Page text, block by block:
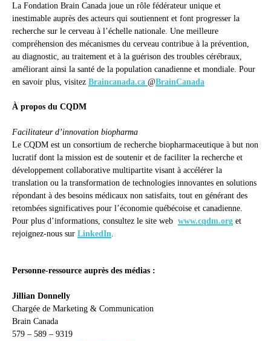
La Fondation Brain Canada joue un rôle fédérateur unique et
inestimable auprès des acteurs qui soutiennent et font progresser la
recherche sur le cerveau à l’échelle nationale. Une meilleure
compréhension des mécanismes du cerveau contribue à la prévention,
au diagnostic, au traitement et à la guérison des troubles cérébraux,
améliorant ainsi la santé de la population canadienne et mondiale. Pour
en savoir plus, visitez Braincanada.ca @BrainCanada
À propos du CQDM
Facilitateur d’innovation biopharma
Le CQDM est un consortium de recherche biopharmaceutique à but non
lucratif dont la mission est de soutenir et de faciliter la recherche et
développement collaborative multipartite visant à accélérer la
translation ou la transformation de technologies innovantes en solutions
répondant à des besoins médicaux non satisfaits, tout en générant des
retombées significatives pour l’économie québécoise et canadienne.
Pour plus d’informations, consultez le site web www.cqdm.org et
rejoignez-nous sur LinkedIn
Personne-ressource auprès des médias :
Jillian Donnelly
Chargée de Marketing & Communication
Brain Canada
579 – 589 – 9319